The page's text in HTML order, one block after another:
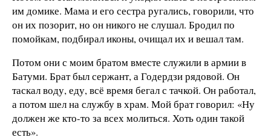
им домике. Мама и его сестра ругались, говорили, что
он их позорит, но он никого не слушал. Бродил по
помойкам, подбирал иконы, очищал их и вешал там.
Потом они с моим братом вместе служили в армии в
Батуми. Брат был сержант, а Годердзи рядовой. Он
таскал воду, еду, всё время бегал с тачкой. Он работал,
а потом шел на службу в храм. Мой брат говорил: «Ну
должен же кто-то за всех молиться. Хоть один такой
есть».